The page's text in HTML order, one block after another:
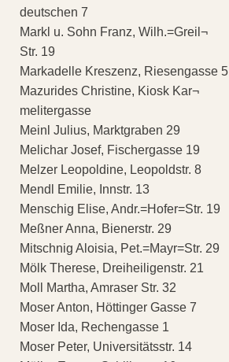
deutschen 7
Markl u. Sohn Franz, Wilh.=Greil¬
Str. 19
Markadelle Kreszenz, Riesengasse 5
Mazurides Christine, Kiosk Kar¬
melitergasse
Meinl Julius, Marktgraben 29
Melichar Josef, Fischergasse 19
Melzer Leopoldine, Leopoldstr. 8
Mendl Emilie, Innstr. 13
Menschig Elise, Andr.=Hofer=Str. 19
Meßner Anna, Bienerstr. 29
Mitschnig Aloisia, Pet.=Mayr=Str. 29
Mölk Therese, Dreiheiligenstr. 21
Moll Martha, Amraser Str. 32
Moser Anton, Höttinger Gasse 7
Moser Ida, Rechengasse 1
Moser Peter, Universitätsstr. 14